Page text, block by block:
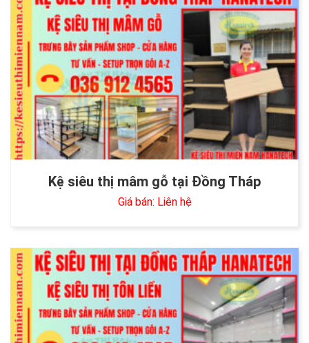
Kệ siêu thị mâm gỗ tại Đồng Tháp
Giá bán: Liên hệ